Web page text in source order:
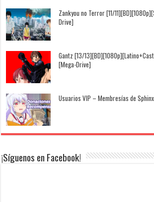
Zankyou no Terror [11/
Drive]
Gantz [13/
[Mega-Drive]
Usuarios VIP – Membresías de
¡Síguenos en Facebook!